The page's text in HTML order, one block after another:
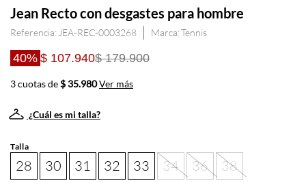
Jean Recto con desgastes para hombre
Referencia: JEA-REC-0003268 Tennis
40% $ 107.940$ 179.900
3 cuotas de$ 35.980Ver más
¿Cuál es mi talla?
Talla
28 30 31 32 33 34 36 38